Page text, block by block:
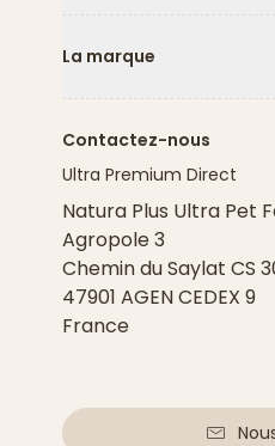
La marque
Contactez-nous
Ultra Premium Direct
Natura Plus Ultra Pet
Agropole 3
Chemin du Saylat CS
47901 AGEN CEDEX 9
France